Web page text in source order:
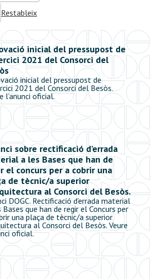
Restableix
inicial del pressupost de
2021 del Consorci del
inicial del pressupost de
2021 del Consorci del Besòs.
l’anunci oficial.
sobre rectificació d’errada
a les Bases que han de
el concurs per a cobrir una
de tècnic/a superior
al Consorci del Besòs.
DOGC. Rectificació d’errada material
Bases que han de regir el Concurs per
una plaça de tècnic/a superior
al Consorci del Besòs. Veure
oficial.